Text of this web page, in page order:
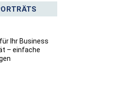
Ihr Business
– einfache